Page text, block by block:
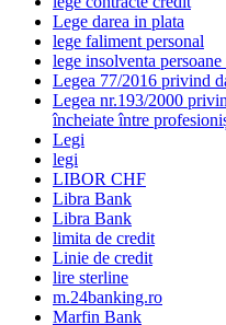
Lege darea in plata
lege faliment personal
lege insolventa
Legea 77/2016 privind
Legea nr.193/2000
încheiate între
Legi
legi
LIBOR CHF
Libra Bank
Libra Bank
limita de credit
Linie de credit
lire sterline
m.24banking.ro
Marfin Bank